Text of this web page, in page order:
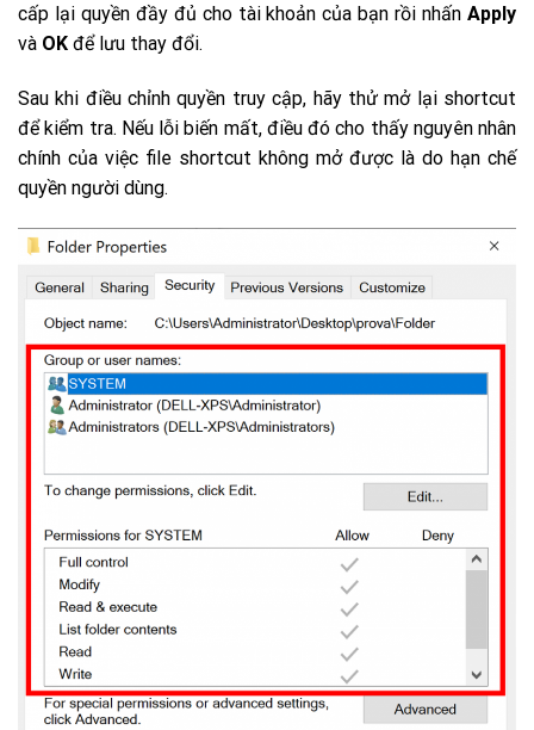
cấp lại quyền đầy đủ cho tài khoản của bạn rồi nhấn Apply
và OK để lưu thay đổi.
Sau khi điều chỉnh quyền truy cập, hãy thử mở lại shortcut
để kiểm tra. Nếu lỗi biến mất, điều đó cho thấy nguyên nhân
chính của việc file shortcut không mở được là do hạn chế
quyền người dùng.